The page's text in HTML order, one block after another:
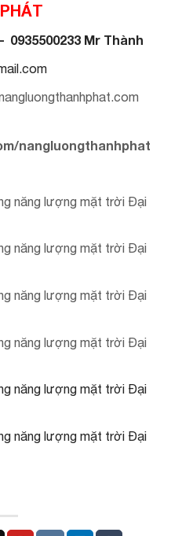
0935500233 Mr Thành
nangluongthanhphat
năng lượng mặt trời Đại
năng lượng mặt trời Đại
năng lượng mặt trời Đại
năng lượng mặt trời Đại
năng lượng mặt trời Đại
năng lượng mặt trời Đại